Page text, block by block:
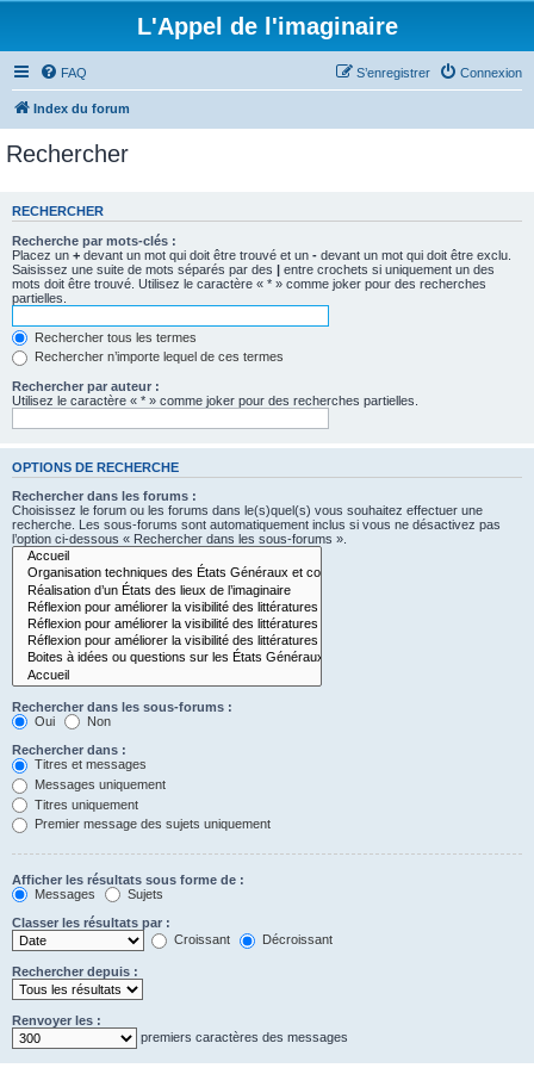
L'Appel de l'imaginaire
FAQ Connexion
S’enregistrer
Index du forum
Rechercher
RECHERCHER
Recherche par mots-clés :
Placez un + devant un mot qui doit être trouvé et un - devant un mot qui doit être exclu.
Saisissez une suite de mots séparés par des | entre crochets si uniquement un des
mots doit être trouvé. Utilisez le caractère « * » comme joker pour des recherches
partielles.
Rechercher tous les termes
Rechercher n’importe lequel de ces termes
Rechercher par auteur :
Utilisez le caractère « * » comme joker pour des recherches partielles.
OPTIONS DE RECHERCHE
Rechercher dans les forums :
Choisissez le forum ou les forums dans le(s)quel(s) vous souhaitez effectuer une
recherche. Les sous-forums sont automatiquement inclus si vous ne désactivez pas
l’option ci-dessous « Rechercher dans les sous-forums ».
Rechercher dans les sous-forums :
Oui
Non
Rechercher dans :
Titres et messages
Messages uniquement
Titres uniquement
Premier message des sujets uniquement
Afficher les résultats sous forme de :
Messages
Sujets
Classer les résultats par :
Croissant
Décroissant
Rechercher depuis :
Renvoyer les :
premiers caractères des messages